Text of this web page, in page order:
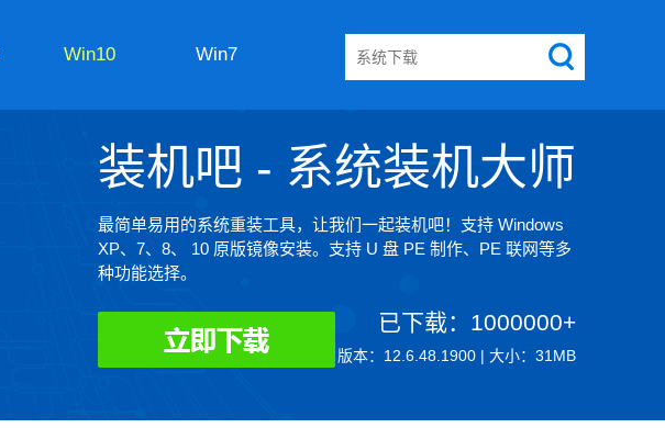
Win10 Win7
装机吧 - 系统装机大师
最简单易用的系统重装工具，让我们一起装机吧！支持 Windows
XP、7、8、 10 原版镜像安装。支持 U 盘 PE 制作、PE 联网等多
种功能选择。
已下载：1000000+
版本：12.6.48.1900 | 大小：31MB